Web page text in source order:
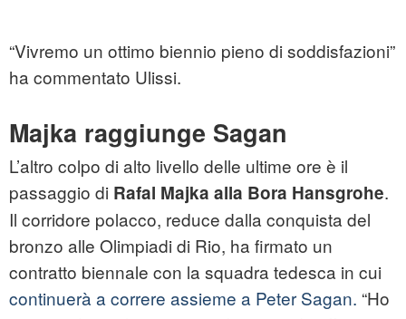
“Vivremo un ottimo biennio pieno di soddisfazioni”
ha commentato Ulissi.
Majka raggiunge Sagan
L’altro colpo di alto livello delle ultime ore è il
passaggio di Rafal Majka alla Bora Hansgrohe.
Il corridore polacco, reduce dalla conquista del
bronzo alle Olimpiadi di Rio, ha firmato un
contratto biennale con la squadra tedesca in cui
continuerà a correre assieme a Peter Sagan. “Ho